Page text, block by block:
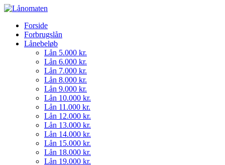
Forside
Forbrugslån
Lånebeløb
Lån 5.000 kr.
Lån 6.000 kr.
Lån 7.000 kr.
Lån 8.000 kr.
Lån 9.000 kr.
Lån 10.000 kr.
Lån 11.000 kr.
Lån 12.000 kr.
Lån 13.000 kr.
Lån 14.000 kr.
Lån 15.000 kr.
Lån 18.000 kr.
Lån 19.000 kr.